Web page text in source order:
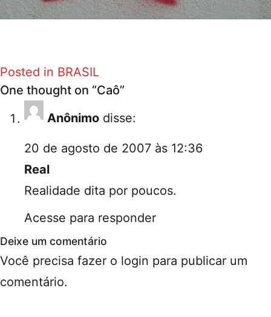
Posted in BRASIL
One thought on “Caô”
Anônimo disse:
20 de agosto de 2007 às 12:36
Real
Realidade dita por poucos.
Acesse para responder
Deixe um comentário
Você precisa fazer o login para publicar um
comentário.